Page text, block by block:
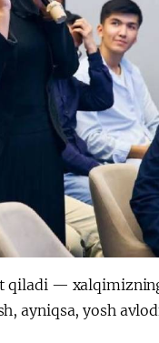
qiladi —
ayniqsa, yosh